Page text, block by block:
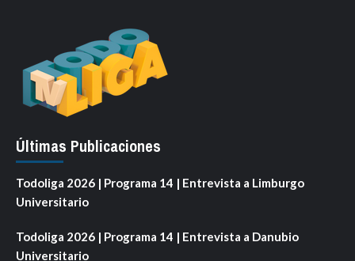
Últimas Publicaciones
Todoliga 2026 | Programa 14 | Entrevista a Limburgo
Universitario
Todoliga 2026 | Programa 14 | Entrevista a Danubio
Universitario